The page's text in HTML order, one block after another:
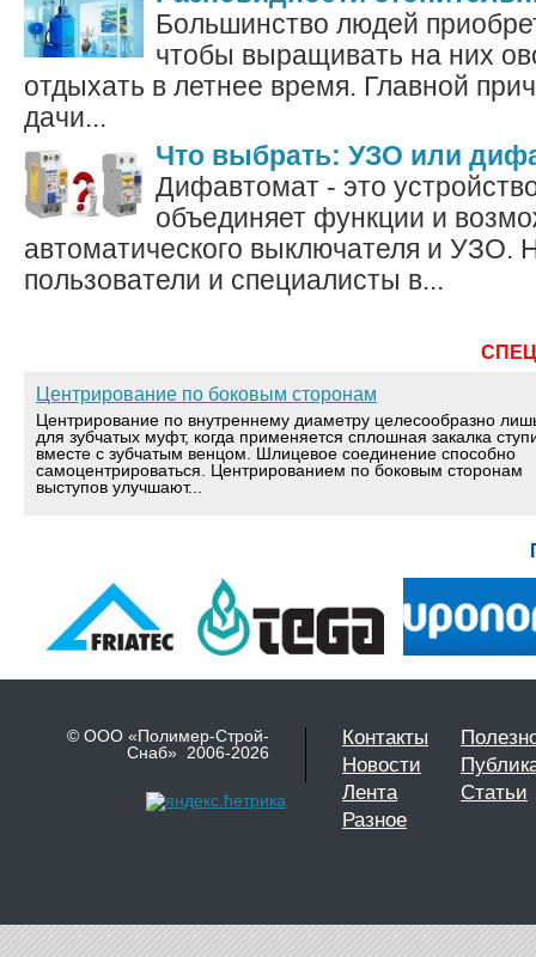
Большинство людей
чтобы выращивать на них
отдыхать в летнее время. Главной
дачи...
Что выбрать: УЗО или
Дифавтомат - это
объединяет функции и
автоматического выключателя и УЗО.
пользователи и специалисты в...
Центрирование по боковым сторонам
Центрирование по внутреннему диаметру целесообразно
для зубчатых муфт, когда применяется сплошная закалка
вместе с зубчатым венцом. Шлицевое соединение способно
самоцентрироваться. Центрированием по боковым сторонам
выступов улучшают...
© ООО «Полимер-Строй-
Снаб» 2006-2026
Контакты
Новости
Лента
Статьи
Разное